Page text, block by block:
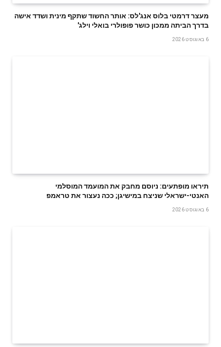
מעצר דרמטי בלוס אנג'לס: אותר החשוד שתקף מינית ושדד אישה
בדרך הביתה ממכון כושר פופולרי בואלי וילג'
6 באוגוסט 2026
תיראו מופתעים: ניוסם מחבק את המועמד המוסלמי
האנטי-ישראלי שניצח במישיגן; ככה נעצור את טראמפ
6 באוגוסט 2026